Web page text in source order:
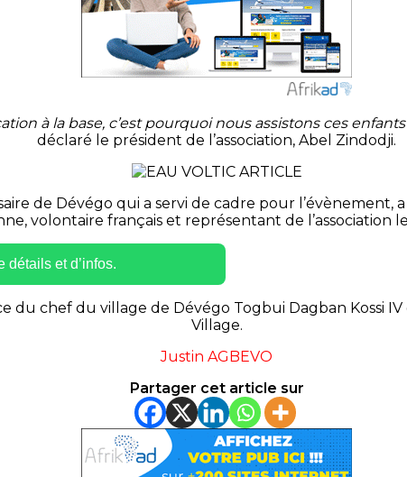
à la base, c’est pourquoi nous assistons ces
déclaré le président de l’association, Abel Zindodji.
de Dévégo qui a servi de cadre pour
, volontaire français et représentant de l’association
détails et d’infos.
du chef du village de Dévégo Togbui Dagban Kossi IV
Village.
Justin AGBEVO
Partager cet article sur